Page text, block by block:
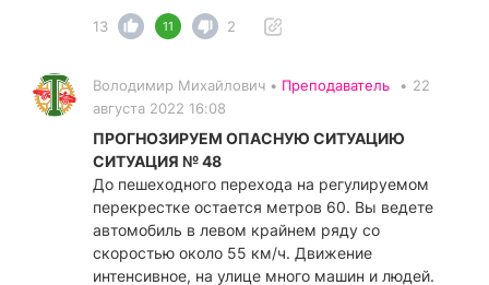
13
11 2
Володимир Михайлович • Преподаватель • 22
августа 2022 16:08
ПРОГНОЗИРУЕМ ОПАСНУЮ СИТУАЦИЮ
СИТУАЦИЯ № 48
До пешеходного перехода на регулируемом
перекрестке остается метров 60. Вы ведете
автомобиль в левом крайнем ряду со
скоростью около 55 км/ч. Движение
интенсивное, на улице много машин и людей.